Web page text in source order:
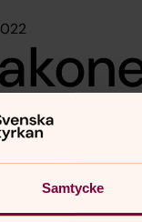
Samtycke
och tro
Lyssna på